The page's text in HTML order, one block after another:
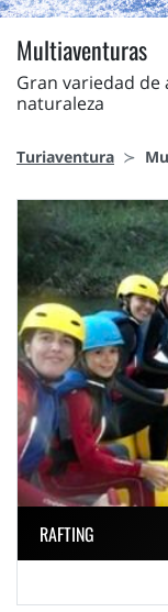
Multiaventuras
Gran variedad de
naturaleza
Turiaventura
RAFTING